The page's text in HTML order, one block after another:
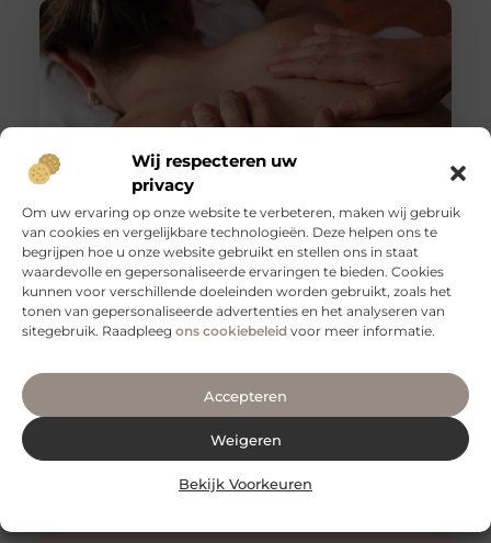
Wij respecteren uw
privacy
Om uw ervaring op onze website te verbeteren, maken wij gebruik
van cookies en vergelijkbare technologieën. Deze helpen ons te
begrijpen hoe u onze website gebruikt en stellen ons in staat
waardevolle en gepersonaliseerde ervaringen te bieden. Cookies
kunnen voor verschillende doeleinden worden gebruikt, zoals het
tonen van gepersonaliseerde advertenties en het analyseren van
sitegebruik. Raadpleeg ons cookiebeleid voor meer informatie.
Accepteren
Weigeren
Bekijk Voorkeuren
Tips voor een goede rug
Een gezonde en sterke rug is essentieel voor een goed
functioneren van je lichaam. Het is niet alleen belangrijk
voor